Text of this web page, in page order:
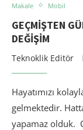
Makale Mobil
GEÇMIŞTEN
DEĞIŞIM
Teknoklik Editör
Hayatımızı
gelmektedir.
yapamaz olduk.